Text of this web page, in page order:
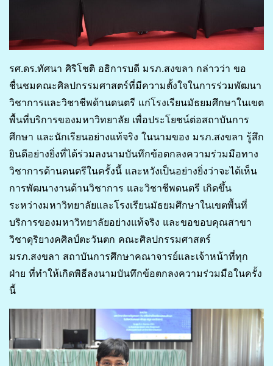
รศ.ดร.ทัศนา ศิริโชติ อธิการบดี มรภ.สงขลา กล่าวว่า ขอ
ชื่นชมคณะศิลปกรรมศาสตร์ที่มีความตั้งใจในการร่วมพัฒนา
วิชาการและวิชาชีพด้านดนตรี แก่โรงเรียนมัธยมศึกษาในเขต
พื้นที่บริการของมหาวิทยาลัย เพื่อประโยชน์ต่อสถาบันการ
ศึกษา และนักเรียนอย่างแท้จริง ในนามของ มรภ.สงขลา รู้สึก
ยินดีอย่างยิ่งที่ได้ร่วมลงนามบันทึกข้อตกลงความร่วมมือทาง
วิชาการด้านดนตรีในครั้งนี้ และหวังเป็นอย่างยิ่งว่าจะได้เห็น
การพัฒนางานด้านวิชาการ และวิชาชีพดนตรี เกิดขึ้น
ระหว่างมหาวิทยาลัยและโรงเรียนมัธยมศึกษาในเขตพื้นที่
บริการของมหาวิทยาลัยอย่างแท้จริง และขอขอบคุณสาขา
วิชาดุริยางคศิลป์ตะวันตก คณะศิลปกรรมศาสตร์
มรภ.สงขลา สถาบันการศึกษาคณาจารย์และเจ้าหน้าที่ทุก
ฝ่าย ที่ทำให้เกิดพิธีลงนามบันทึกข้อตกลงความร่วมมือในครั้ง
นี้